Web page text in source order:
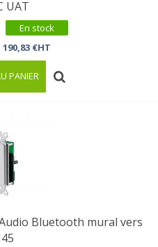
UAT
En stock
190,83 €HT
PANIER
Bluetooth mural vers